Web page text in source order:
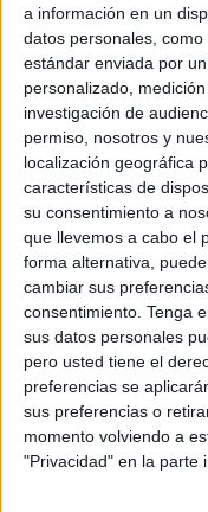
a información en un
datos personales,
estándar enviada por
personalizado,
investigación de
permiso, nosotros y
localización geográfica
características de
su consentimiento a
que llevemos a cabo el
forma alternativa,
cambiar sus
consentimiento. Tenga
sus datos personales
pero usted tiene el
preferencias se
sus preferencias o
momento volviendo a
"Privacidad" en la parte
Guía visual
primaria
Publicado el 3 junio,
✏️📚 Guía visual
Todas las clases
y láminas ilustradas
completas para
SEGUIR LEYENDO
Buscar